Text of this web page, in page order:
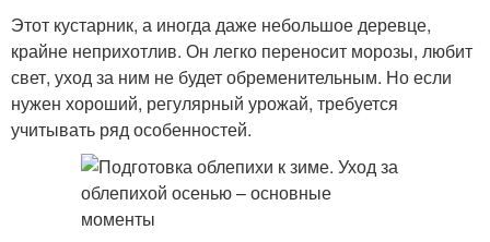
Этот кустарник, а иногда даже небольшое деревце,
крайне неприхотлив. Он легко переносит морозы, любит
свет, уход за ним не будет обременительным. Но если
нужен хороший, регулярный урожай, требуется
учитывать ряд особенностей.